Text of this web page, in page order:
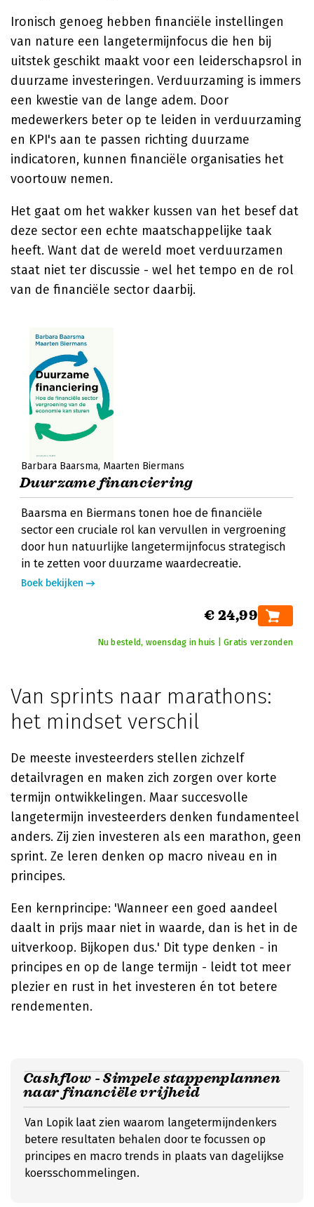
Ironisch genoeg hebben financiële instellingen
van nature een langetermijnfocus die hen bij
uitstek geschikt maakt voor een leiderschapsrol in
duurzame investeringen. Verduurzaming is immers
een kwestie van de lange adem. Door
medewerkers beter op te leiden in verduurzaming
en KPI's aan te passen richting duurzame
indicatoren, kunnen financiële organisaties het
voortouw nemen.
Het gaat om het wakker kussen van het besef dat
deze sector een echte maatschappelijke taak
heeft. Want dat de wereld moet verduurzamen
staat niet ter discussie - wel het tempo en de rol
van de financiële sector daarbij.
Barbara Baarsma Maarten Biermans
Duurzame financiering
Baarsma en Biermans tonen hoe de financiële
sector een cruciale rol kan vervullen in vergroening
door hun natuurlijke langetermijnfocus strategisch
in te zetten voor duurzame waardecreatie.
Boek bekijken
€ 24,99
Nu besteld, woensdag in huis | Gratis verzonden
Van sprints naar marathons:
het mindset verschil
De meeste investeerders stellen zichzelf
detailvragen en maken zich zorgen over korte
termijn ontwikkelingen. Maar succesvolle
langetermijn investeerders denken fundamenteel
anders. Zij zien investeren als een marathon, geen
sprint. Ze leren denken op macro niveau en in
principes.
Een kernprincipe: 'Wanneer een goed aandeel
daalt in prijs maar niet in waarde, dan is het in de
uitverkoop. Bijkopen dus.' Dit type denken - in
principes en op de lange termijn - leidt tot meer
plezier en rust in het investeren én tot betere
rendementen.
Cashflow - Simpele stappenplannen
naar financiële vrijheid
Van Lopik laat zien waarom langetermijndenkers
betere resultaten behalen door te focussen op
principes en macro trends in plaats van dagelijkse
koersschommelingen.